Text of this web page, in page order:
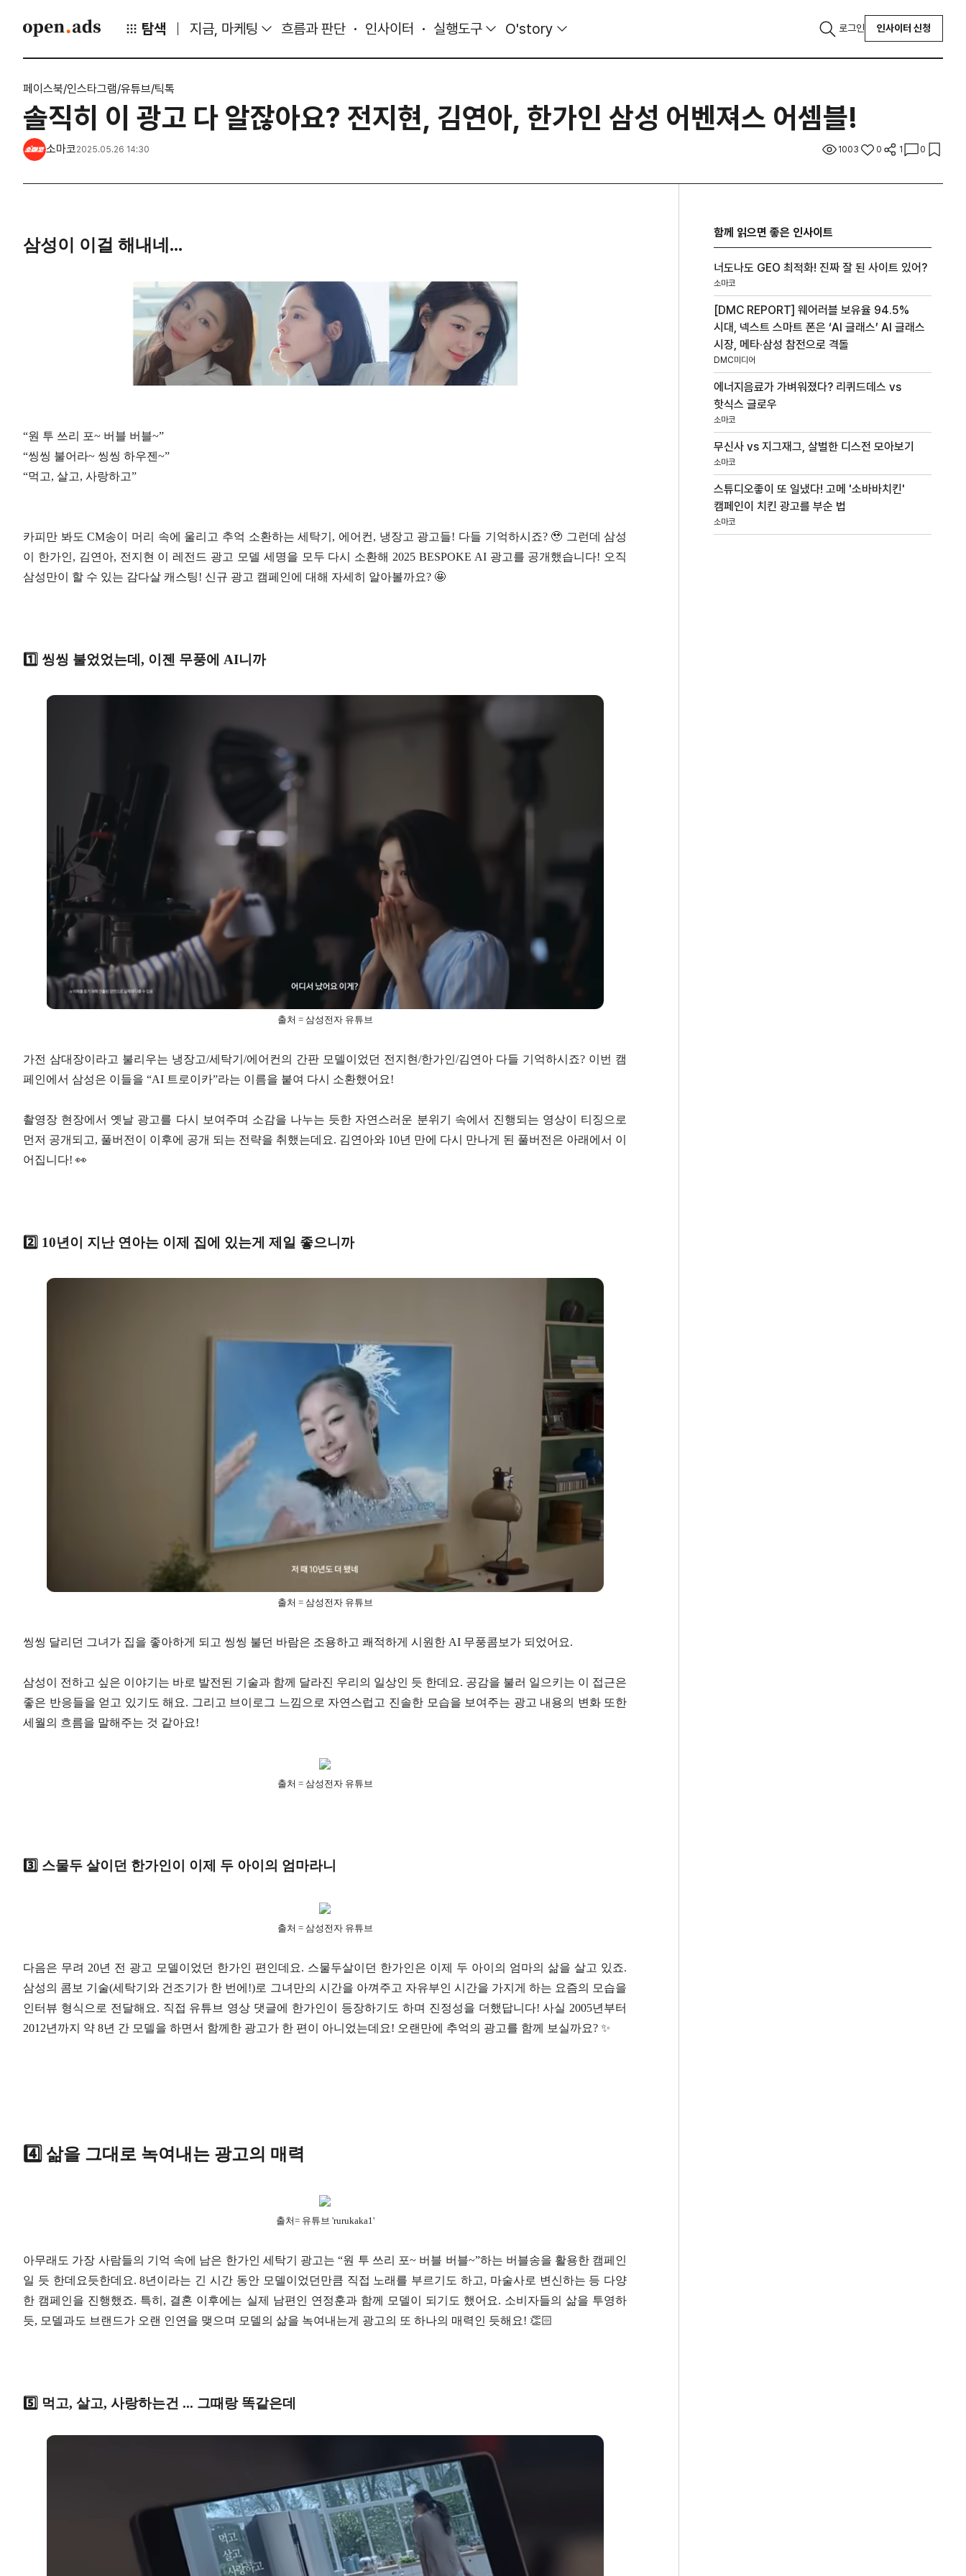
탐색 지금, 마케팅 흐름과 판단 인사이터 실행도구 O'story 로그인 인사이터 신청
페이스북/인스타그램/유튜브/틱톡
솔직히 이 광고 다 알잖아요? 전지현, 김연아, 한가인 삼성 어벤져스 어셈블!
소마코2025.05.26 14:30 1003 0 1 0
삼성이 이걸 해내네...
“원 투 쓰리 포~ 버블 버블~”
“씽씽 불어라~ 씽씽 하우젠~”
“먹고, 살고, 사랑하고”
카피만 봐도 CM송이 머리 속에 울리고 추억 소환하는 세탁기, 에어컨, 냉장고 광고들! 다들 기억하시죠? 🥹 그런데 삼성
이 한가인, 김연아, 전지현 이 레전드 광고 모델 세명을 모두 다시 소환해 2025 BESPOKE AI 광고를 공개했습니다! 오직
삼성만이 할 수 있는 감다살 캐스팅! 신규 광고 캠페인에 대해 자세히 알아볼까요? 🤩
1️⃣ 씽씽 불었었는데, 이젠 무풍에 AI니까
출처 = 삼성전자 유튜브
가전 삼대장이라고 불리우는 냉장고/세탁기/에어컨의 간판 모델이었던 전지현/한가인/김연아 다들 기억하시죠? 이번 캠
페인에서 삼성은 이들을 “AI 트로이카”라는 이름을 붙여 다시 소환했어요!
촬영장 현장에서 옛날 광고를 다시 보여주며 소감을 나누는 듯한 자연스러운 분위기 속에서 진행되는 영상이 티징으로
먼저 공개되고, 풀버전이 이후에 공개 되는 전략을 취했는데요. 김연아와 10년 만에 다시 만나게 된 풀버전은 아래에서 이
어집니다! 👀
2️⃣ 10년이 지난 연아는 이제 집에 있는게 제일 좋으니까
출처 = 삼성전자 유튜브
씽씽 달리던 그녀가 집을 좋아하게 되고 씽씽 불던 바람은 조용하고 쾌적하게 시원한 AI 무풍콤보가 되었어요.
삼성이 전하고 싶은 이야기는 바로 발전된 기술과 함께 달라진 우리의 일상인 듯 한데요. 공감을 불러 일으키는 이 접근은
좋은 반응들을 얻고 있기도 해요. 그리고 브이로그 느낌으로 자연스럽고 진솔한 모습을 보여주는 광고 내용의 변화 또한
세월의 흐름을 말해주는 것 같아요!
출처 = 삼성전자 유튜브
3️⃣ 스물두 살이던 한가인이 이제 두 아이의 엄마라니
출처 = 삼성전자 유튜브
다음은 무려 20년 전 광고 모델이었던 한가인 편인데요. 스물두살이던 한가인은 이제 두 아이의 엄마의 삶을 살고 있죠.
삼성의 콤보 기술(세탁기와 건조기가 한 번에!)로 그녀만의 시간을 아껴주고 자유부인 시간을 가지게 하는 요즘의 모습을
인터뷰 형식으로 전달해요. 직접 유튜브 영상 댓글에 한가인이 등장하기도 하며 진정성을 더했답니다! 사실 2005년부터
2012년까지 약 8년 간 모델을 하면서 함께한 광고가 한 편이 아니었는데요! 오랜만에 추억의 광고를 함께 보실까요? ✨
4️⃣ 삶을 그대로 녹여내는 광고의 매력
출처= 유튜브 'rurukaka1'
아무래도 가장 사람들의 기억 속에 남은 한가인 세탁기 광고는 “원 투 쓰리 포~ 버블 버블~”하는 버블송을 활용한 캠페인
일 듯 한데요듯한데요. 8년이라는 긴 시간 동안 모델이었던만큼 직접 노래를 부르기도 하고, 마술사로 변신하는 등 다양
한 캠페인을 진행했죠. 특히, 결혼 이후에는 실제 남편인 연정훈과 함께 모델이 되기도 했어요. 소비자들의 삶을 투영하
듯, 모델과도 브랜드가 오랜 인연을 맺으며 모델의 삶을 녹여내는게 광고의 또 하나의 매력인 듯해요! 👏🏻
5️⃣ 먹고, 살고, 사랑하는건 ... 그때랑 똑같은데
함께 읽으면 좋은 인사이트
너도나도 GEO 최적화! 진짜 잘 된 사이트 있어?
소마코
[DMC REPORT] 웨어러블 보유율 94.5%
시대, 넥스트 스마트 폰은 ‘AI 글래스’ AI 글래스
시장, 메타·삼성 참전으로 격돌
DMC미디어
에너지음료가 가벼워졌다? 리퀴드데스 vs
핫식스 글로우
소마코
무신사 vs 지그재그, 살벌한 디스전 모아보기
소마코
스튜디오좋이 또 일냈다! 고메 '소바바치킨'
캠페인이 치킨 광고를 부순 법
소마코